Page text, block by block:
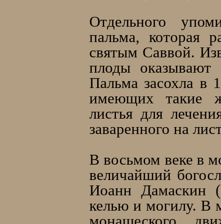
Отдельного
пальма, которая
святым Саввой.
плоды оказывают
Пальма засохла в
имеющих такие
листья для
заваренного на
В восьмом веке в
величайший
Иоанн Дамаскин
келью и могилу. В